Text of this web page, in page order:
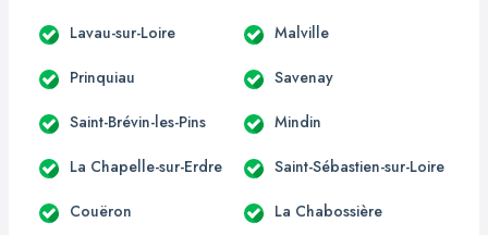
Lavau-sur-Loire Malville
Prinquiau Savenay
Saint-Brévin-les-Pins Mindin
La Chapelle-sur-Erdre Saint-Sébastien-sur-Loire
Couëron La Chabossière